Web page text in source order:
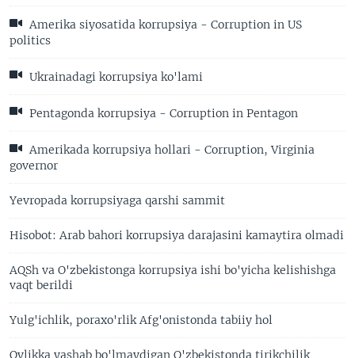
Amerika siyosatida korrupsiya - Corruption in US
politics
Ukrainadagi korrupsiya ko'lami
Pentagonda korrupsiya - Corruption in Pentagon
Amerikada korrupsiya hollari - Corruption, Virginia
governor
Yevropada korrupsiyaga qarshi sammit
Hisobot: Arab bahori korrupsiya darajasini kamaytira olmadi
AQSh va O'zbekistonga korrupsiya ishi bo'yicha kelishishga
vaqt berildi
Yulg'ichlik, poraxo'rlik Afg'onistonda tabiiy hol
Oylikka yashab bo'lmaydigan O'zbekistonda tirikchilik